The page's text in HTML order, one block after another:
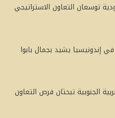
توسعان التعاون الاستراتيجي
في إندونيسيا يشيد بجمال بابوا
الجنوبية تبحثان فرص التعاون